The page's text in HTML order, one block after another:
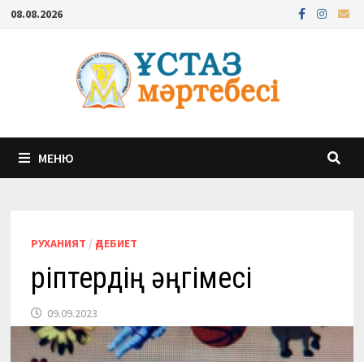
Перейти
содержимому
08.08.2026
МЕНЮ
РУХАНИЯТ / ӘДЕБИЕТ
Әріптердің әңгімесі
09.09.2023